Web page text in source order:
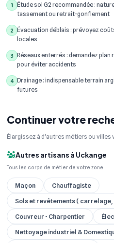
1
Étude sol G2 recommandée :
tassement ou retrait-gonflement
2
Évacuation déblais : prévoyez
locales
3
Réseaux enterrés : demandez
pour éviter accidents
4 Drainage : indispensable terrain
futures
Continuer votre
Élargissez à d'autres métiers ou villes
Autres artisans à Uckange
Tous les corps de métier de votre zone
Maçon
Chauffagiste
Sols et revêtements ( carrelage,
Couvreur - Charpentier
Nettoyage industriel &